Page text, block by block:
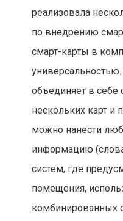
реализовала
по внедрению
смарт-карты в
объединяет в себе
нескольких карт и
можно нанести
информацию
систем, где
помещения,
комбинированных